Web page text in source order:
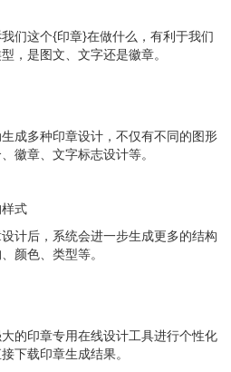
们这个{印章}在做什么，有利于我们
，是图文、文字还是徽章。
成多种印章设计，不仅有不同的图形
徽章、文字标志设计等。
式
计后，系统会进一步生成更多的结构
颜色、类型等。
的印章专用在线设计工具进行个性化
下载印章生成结果。